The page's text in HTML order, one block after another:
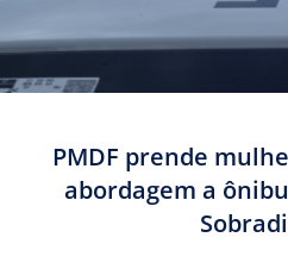
PMDF prende
abordagem a